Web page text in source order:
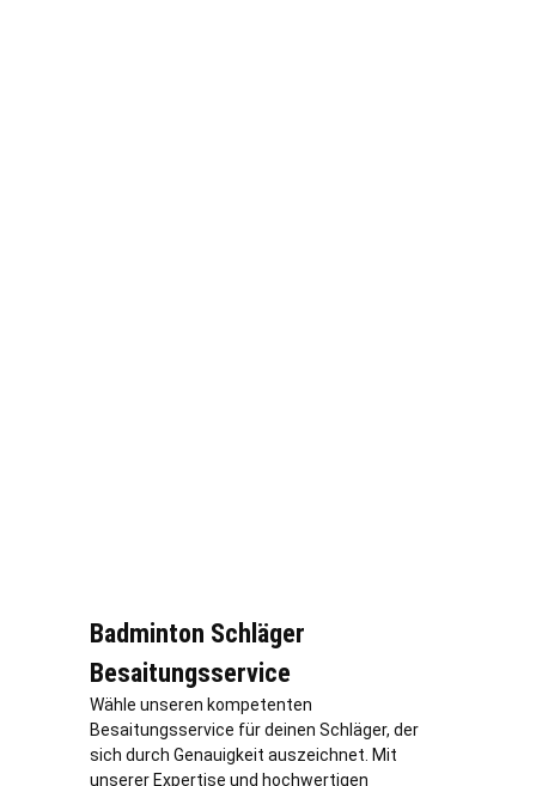
Badminton Schläger
Besaitungsservice
Wähle unseren kompetenten
Besaitungsservice für deinen Schläger, der
sich durch Genauigkeit auszeichnet. Mit
unserer Expertise und hochwertigen